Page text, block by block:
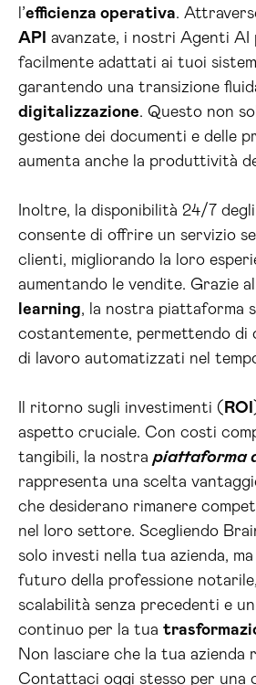
l’efficienza operativa.
API avanzate, i nostri Agenti AI
facilmente adattati ai tuoi
garantendo una transizione
digitalizzazione. Questo non
gestione dei documenti e delle
aumenta anche la produttività
Inoltre, la disponibilità 24/7
consente di offrire un servizio
clienti, migliorando la loro
aumentando le vendite. Grazie al
learning, la nostra piattaforma
costantemente, permettendo di
di lavoro automatizzati nel
Il ritorno sugli investimenti ( ROI
aspetto cruciale. Con costi
tangibili, la nostra piattaforma
rappresenta una scelta
che desiderano rimanere
nel loro settore. Scegliendo
solo investi nella tua azienda,
futuro della professione
scalabilità senza precedenti e
continuo per la tua
Non lasciare che la tua azienda
Contattaci oggi stesso per una